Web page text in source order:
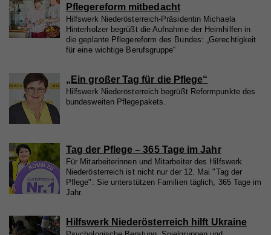
Pflegereform mitbedacht
Hilfswerk Niederösterreich-Präsidentin Michaela
Hinterholzer begrüßt die Aufnahme der Heimhilfen in
die geplante Pflegereform des Bundes: „Gerechtigkeit
für eine wichtige Berufsgruppe“
„Ein großer Tag für die Pflege“
Hilfswerk Niederösterreich begrüßt Reformpunkte des
bundesweiten Pflegepakets.
Tag der Pflege – 365 Tage im Jahr
Für Mitarbeiterinnen und Mitarbeiter des Hilfswerk
Niederösterreich ist nicht nur der 12. Mai "Tag der
Pflege": Sie unterstützen Familien täglich, 365 Tage im
Jahr.
Hilfswerk Niederösterreich hilft Ukraine